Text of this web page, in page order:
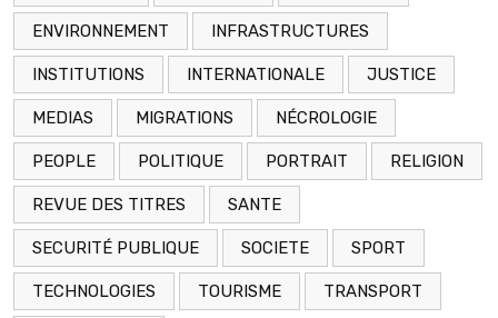
ENVIRONNEMENT INFRASTRUCTURES
INSTITUTIONS INTERNATIONALE JUSTICE
MEDIAS MIGRATIONS NÉCROLOGIE
PEOPLE POLITIQUE PORTRAIT RELIGION
REVUE DES TITRES SANTE
SECURITÉ PUBLIQUE SOCIETE SPORT
TECHNOLOGIES TOURISME TRANSPORT